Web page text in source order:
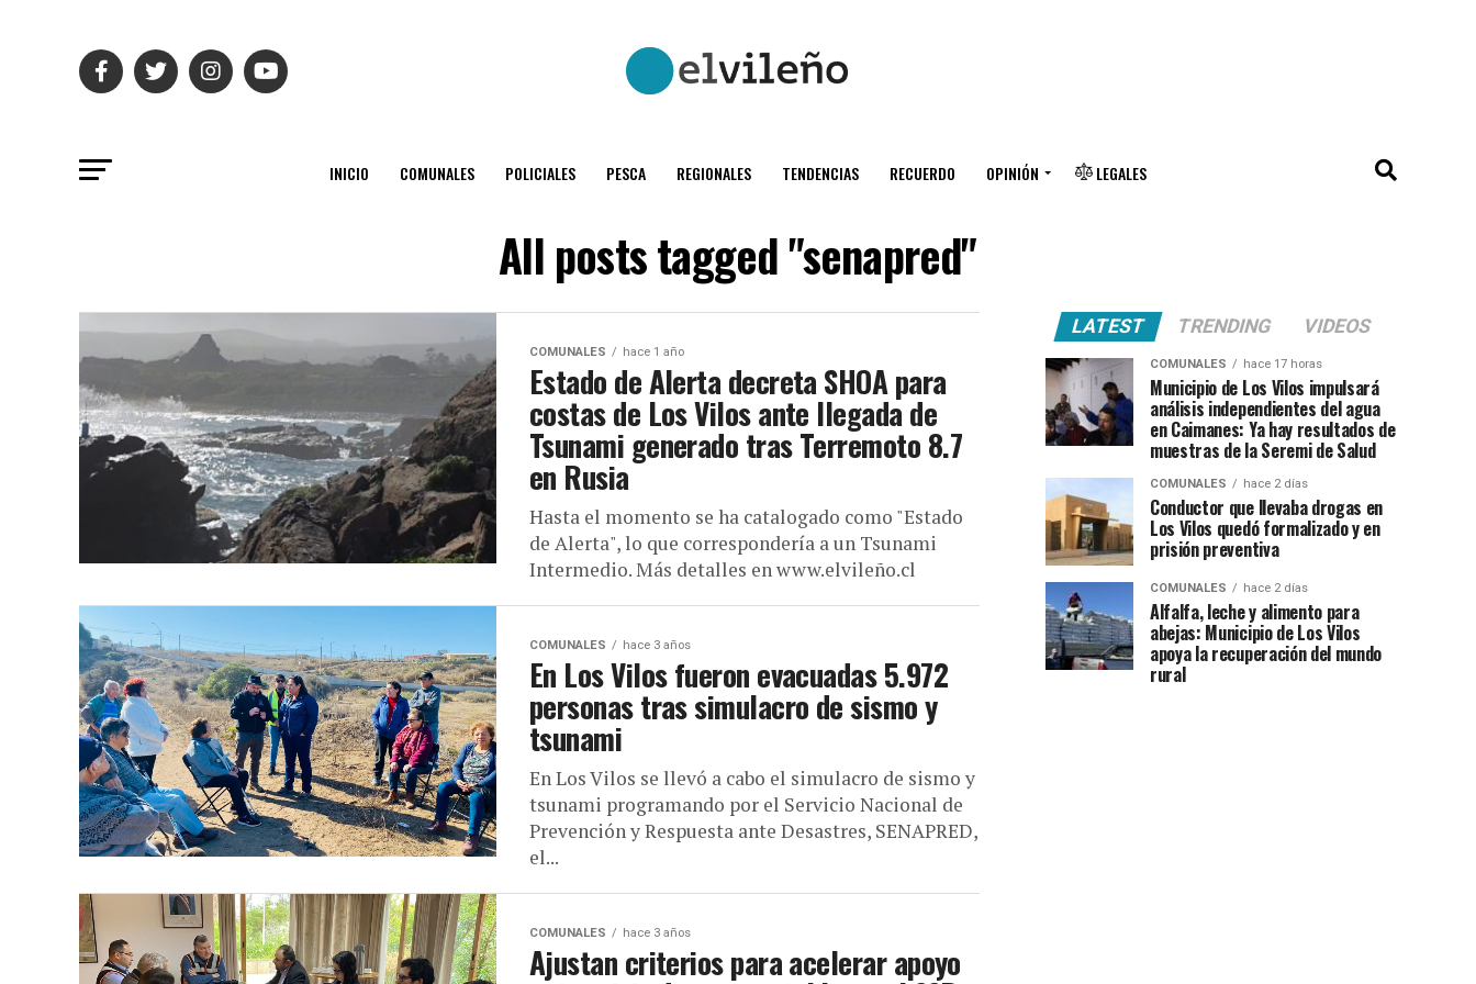
INICIO COMUNALES POLICIALES PESCA REGIONALES TENDENCIAS RECUERDO OPINIÓN LEGALES
All posts tagged "senapred"
COMUNALES hace 1 año
Estado de Alerta decreta SHOA para
costas de Los Vilos ante llegada de
Tsunami generado tras Terremoto 8.7
en Rusia
Hasta el momento se ha catalogado como "Estado
de Alerta", lo que correspondería a un Tsunami
Intermedio. Más detalles en www.elvileño.cl
COMUNALES hace 3 años
En Los Vilos fueron evacuadas 5.972
personas tras simulacro de sismo y
tsunami
En Los Vilos se llevó a cabo el simulacro de sismo y
tsunami programando por el Servicio Nacional de
Prevención y Respuesta ante Desastres, SENAPRED,
el...
COMUNALES hace 3 años
Ajustan criterios para acelerar apoyo
LATEST TRENDING VIDEOS
COMUNALES hace 17 horas
Municipio de Los Vilos impulsará
análisis independientes del agua
en Caimanes: Ya hay resultados de
muestras de la Seremi de Salud
COMUNALES hace 2 días
Conductor que llevaba drogas en
Los Vilos quedó formalizado y en
prisión preventiva
COMUNALES hace 2 días
Alfalfa, leche y alimento para
abejas: Municipio de Los Vilos
apoya la recuperación del mundo
rural